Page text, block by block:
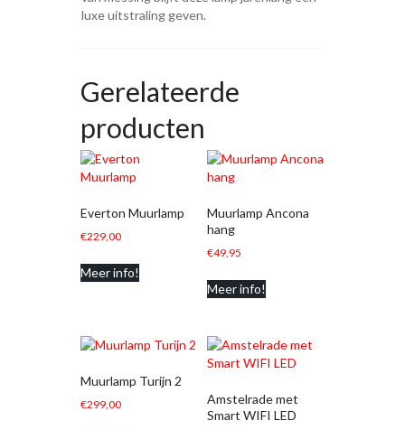
luxe uitstraling geven.
Gerelateerde
producten
Everton Muurlamp
€229,00
Meer info!
Muurlamp Ancona
hang
€49,95
Meer info!
Muurlamp Turijn 2
€299,00
Amstelrade met
Smart WIFI LED